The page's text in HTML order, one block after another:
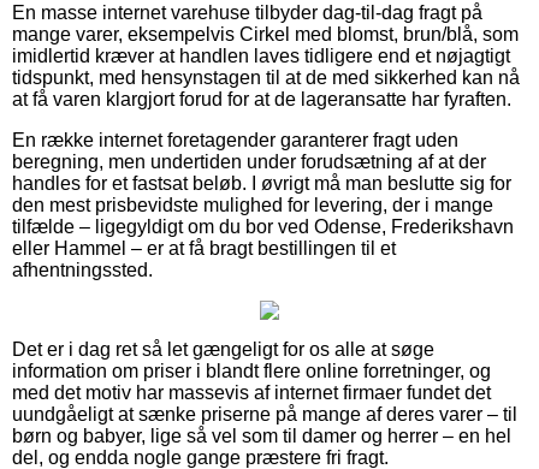
En masse internet varehuse tilbyder dag-til-dag fragt på
mange varer, eksempelvis Cirkel med blomst, brun/blå, som
imidlertid kræver at handlen laves tidligere end et nøjagtigt
tidspunkt, med hensynstagen til at de med sikkerhed kan nå
at få varen klargjort forud for at de lageransatte har fyraften.
En række internet foretagender garanterer fragt uden
beregning, men undertiden under forudsætning af at der
handles for et fastsat beløb. I øvrigt må man beslutte sig for
den mest prisbevidste mulighed for levering, der i mange
tilfælde – ligegyldigt om du bor ved Odense, Frederikshavn
eller Hammel – er at få bragt bestillingen til et
afhentningssted.
Det er i dag ret så let gængeligt for os alle at søge
information om priser i blandt flere online forretninger, og
med det motiv har massevis af internet firmaer fundet det
uundgåeligt at sænke priserne på mange af deres varer – til
børn og babyer, lige så vel som til damer og herrer – en hel
del, og endda nogle gange præstere fri fragt.